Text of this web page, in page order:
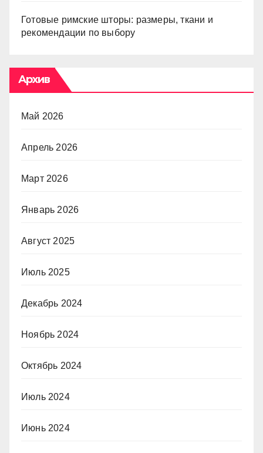
Готовые римские шторы: размеры, ткани и
рекомендации по выбору
Архив
Май 2026
Апрель 2026
Март 2026
Январь 2026
Август 2025
Июль 2025
Декабрь 2024
Ноябрь 2024
Октябрь 2024
Июль 2024
Июнь 2024